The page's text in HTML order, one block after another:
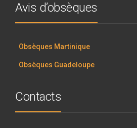
Avis d’obsèques
Obsèques Martinique
Obsèques Guadeloupe
Contacts